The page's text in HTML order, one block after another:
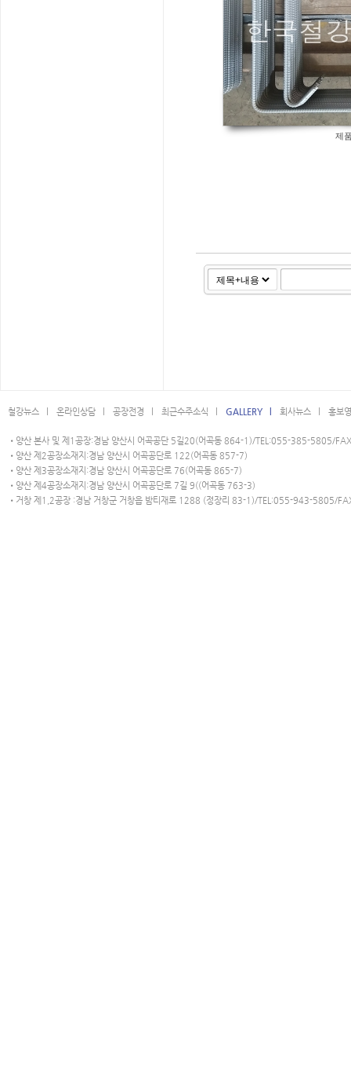
제
철강뉴스 l 온라인상담 l 공장전경 l 최근수주소식 l GALLERY l 회사뉴스 l 홍보
•양산 본사 및 제1공장:경남 양산시 어곡공단 5길20(어곡동 864-1)/TEL:055-385-5805/
•양산 제2공장소재지:경남 양산시 어곡공단로 122(어곡동 857-7)
•양산 제3공장소재지:경남 양산시 어곡공단로 76(어곡동 865-7)
•양산 제4공장소재지:경남 양산시 어곡공단로 7길 9((어곡동 763-3)
•거창 제1,2공장 :경남 거창군 거창읍 밤티재로 1288 (정장리 83-1)/TEL:055-943-5805/